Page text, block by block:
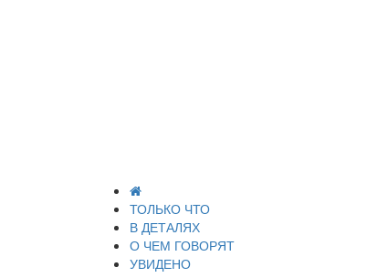
ТОЛЬКО ЧТО
В ДЕТАЛЯХ
О ЧЕМ ГОВОРЯТ
УВИДЕНО